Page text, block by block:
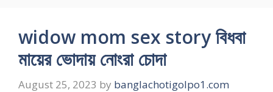
widow mom sex story বিধবা
মায়ের ভোদায় নোংরা চোদা
August 25, 2023 by banglachotigolpo1.com